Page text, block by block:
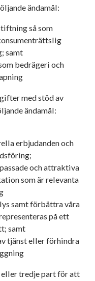
ändamål:
så som
samt
bedrägeri och
med stöd av
ändamål:
erbjudanden och
och attraktiva
som är relevanta
samt förbättra våra
på ett
samt
tjänst eller förhindra
eller tredje part för att